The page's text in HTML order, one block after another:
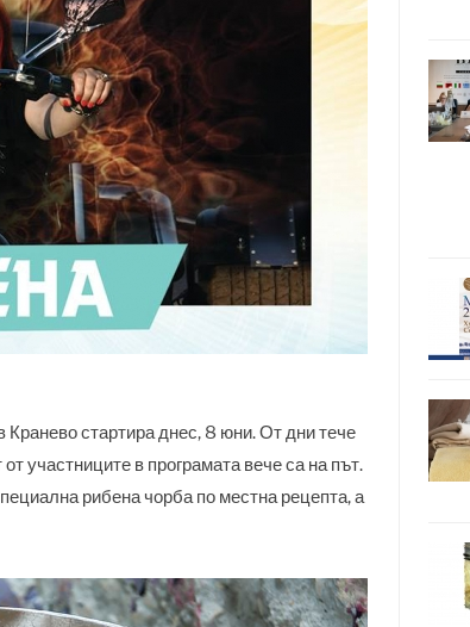
Кранево стартира днес, 8 юни. От дни тече
участниците в програмата вече са на път.
рибена чорба по местна рецепта, а